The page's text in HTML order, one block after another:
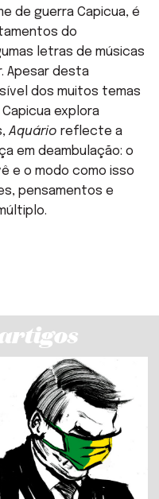
de guerra Capicua, é
do
letras de músicas
Apesar desta
dos muitos temas
explora
Aquário reflecte a
em deambulação: o
e o modo como isso
pensamentos e